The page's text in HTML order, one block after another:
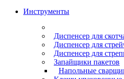
Инструменты
Диспенсер для
Диспенсер для
Диспенсер для
Запайщики пакетов
Напольные